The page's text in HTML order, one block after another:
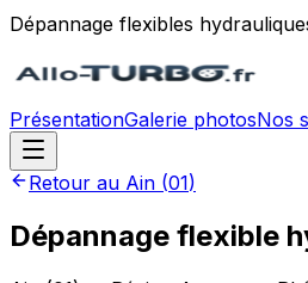
Dépannage flexibles
PrésentationGalerie photosNos
Retour au Ain (01)
Dépannage flexible